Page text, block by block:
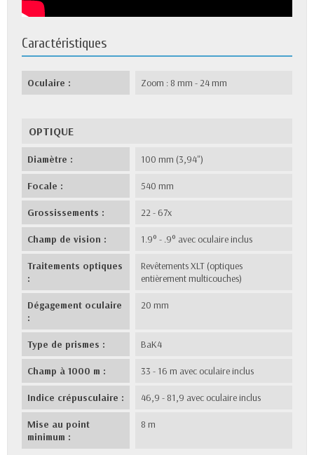
Caractéristiques
Oculaire : Zoom : 8 mm - 24 mm
OPTIQUE
Diamètre : 100 mm (3,94")
Focale : 540 mm
Grossissements : 22 - 67x
Champ de vision : 1.9° - .9° avec oculaire inclus
Traitements optiques
:
Revêtements XLT (optiques
entièrement multicouches)
Dégagement oculaire
:
20 mm
Type de prismes : BaK4
Champ à 1000 m : 33 - 16 m avec oculaire inclus
Indice crépusculaire : 46,9 - 81,9 avec oculaire inclus
Mise au point
minimum :
8 m